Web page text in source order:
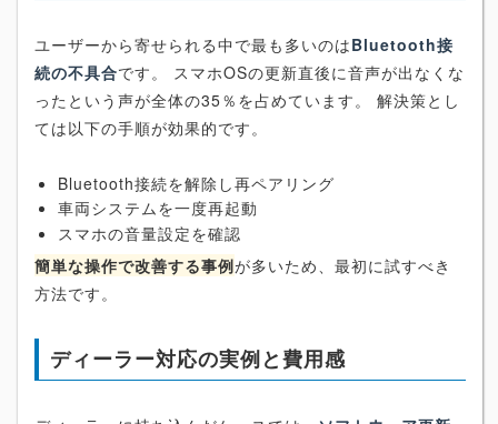
ユーザーから寄せられる中で最も多いのはBluetooth接
続の不具合です。 スマホOSの更新直後に音声が出なくな
ったという声が全体の35％を占めています。 解決策とし
ては以下の手順が効果的です。
Bluetooth接続を解除し再ペアリング
車両システムを一度再起動
スマホの音量設定を確認
簡単な操作で改善する事例が多いため、最初に試すべき
方法です。
ディーラー対応の実例と費用感